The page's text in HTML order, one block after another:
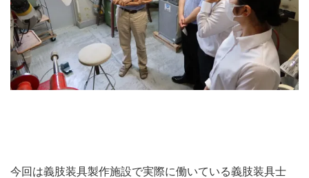
今回は義肢装具製作施設で実際に働いている義肢装具士